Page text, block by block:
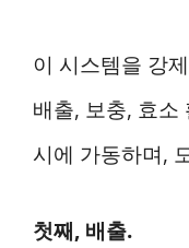
이 시스템을 강
배출, 보충, 효소
시에 가동하며,
첫째, 배출.